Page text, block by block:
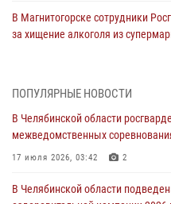
В Магнитогорске сотрудники
за хищение алкоголя из
На Южном Урале спецназ
Росгвардейцы задержали трёх
ПОПУЛЯРНЫЕ НОВОСТИ
В Челябинской области
межведомственных
17 июля 2026, 03:42 2
В Челябинской области